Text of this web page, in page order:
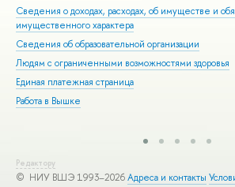
Сведения о доходах, расходах, об имуществе и
имущественного характера
Сведения об образовательной организации
Людям с ограниченными возможностями здоровья
Единая платежная страница
Работа в Вышке
Редактору
© НИУ ВШЭ 1993–2026Адреса и контакты